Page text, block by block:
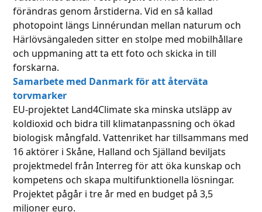
förändras genom årstiderna. Vid en så kallad
photopoint längs Linnérundan mellan naturum och
Härlövsängaleden sitter en stolpe med mobilhållare
och uppmaning att ta ett foto och skicka in till
forskarna.
Samarbete med Danmark för att återväta
torvmarker
EU-projektet Land4Climate ska minska utsläpp av
koldioxid och bidra till klimatanpassning och ökad
biologisk mångfald. Vattenriket har tillsammans med
16 aktörer i Skåne, Halland och Själland beviljats
projektmedel från Interreg för att öka kunskap och
kompetens och skapa multifunktionella lösningar.
Projektet pågår i tre år med en budget på 3,5
miljoner euro.